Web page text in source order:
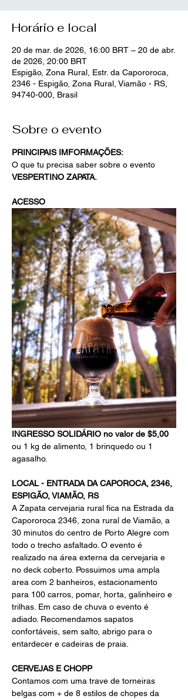
Horário e local
20 de mar. de 2026, 16:00 BRT – 20 de abr.
de 2026, 20:00 BRT
Espigão, Zona Rural, Estr. da Capororoca,
2346 - Espigão, Zona Rural, Viamão - RS,
94740-000, Brasil
Sobre o evento
PRINCIPAIS IMFORMAÇÕES:
O que tu precisa saber sobre o evento
VESPERTINO ZAPATA.
ACESSO
INGRESSO SOLIDÁRIO no valor de $5,00
ou 1 kg de alimento, 1 brinquedo ou 1
agasalho.
LOCAL - ENTRADA DA CAPOROCA, 2346,
ESPIGÃO, VIAMÃO, RS
A Zapata cervejaria rural fica na Estrada da
Capororoca 2346, zona rural de Viamão, a
30 minutos do centro de Porto Alegre com
todo o trecho asfaltado. O evento é
realizado na área externa da cervejaria e
no deck coberto. Possuimos uma ampla
area com 2 banheiros, estacionamento
para 100 carros, pomar, horta, galinheiro e
trilhas. Em caso de chuva o evento é
adiado. Recomendamos sapatos
confortáveis, sem salto, abrigo para o
entardecer e cadeiras de praia.
CERVEJAS E CHOPP
Contamos com uma trave de torneiras
belgas com + de 8 estilos de chopes da